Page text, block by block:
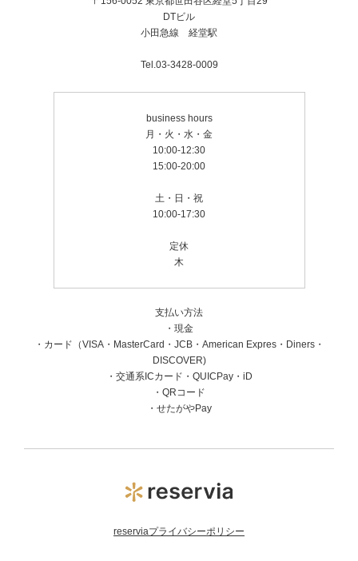
DTビル
小田急線 経堂駅
Tel.03-3428-0009
business hours
月・火・水・金
10:00-12:30
15:00-20:00
土・日・祝
10:00-17:30
定休
木
支払い方法
・現金
・カード（VISA・MasterCard・JCB・American Expres・Diners・
DISCOVER)
・交通系ICカード・QUICPay・iD
・QRコード
・せたがやPay
reserviaプライバシーポリシー